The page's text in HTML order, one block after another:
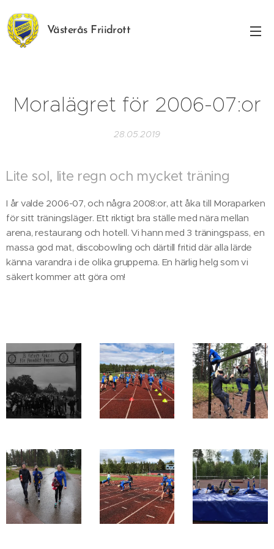
Västerås Friidrott
Moralägret för 2006-07:or
28.05.2019
Lite sol, lite regn och mycket träning
I år valde 2006-07, och några 2008:or, att åka till Moraparken
för sitt träningsläger. Ett riktigt bra ställe med nära mellan
arena, restaurang och hotell. Vi hann med 3 träningspass, en
massa god mat, discobowling och därtill fritid där alla lärde
känna varandra i de olika grupperna. En härlig helg som vi
säkert kommer att göra om!